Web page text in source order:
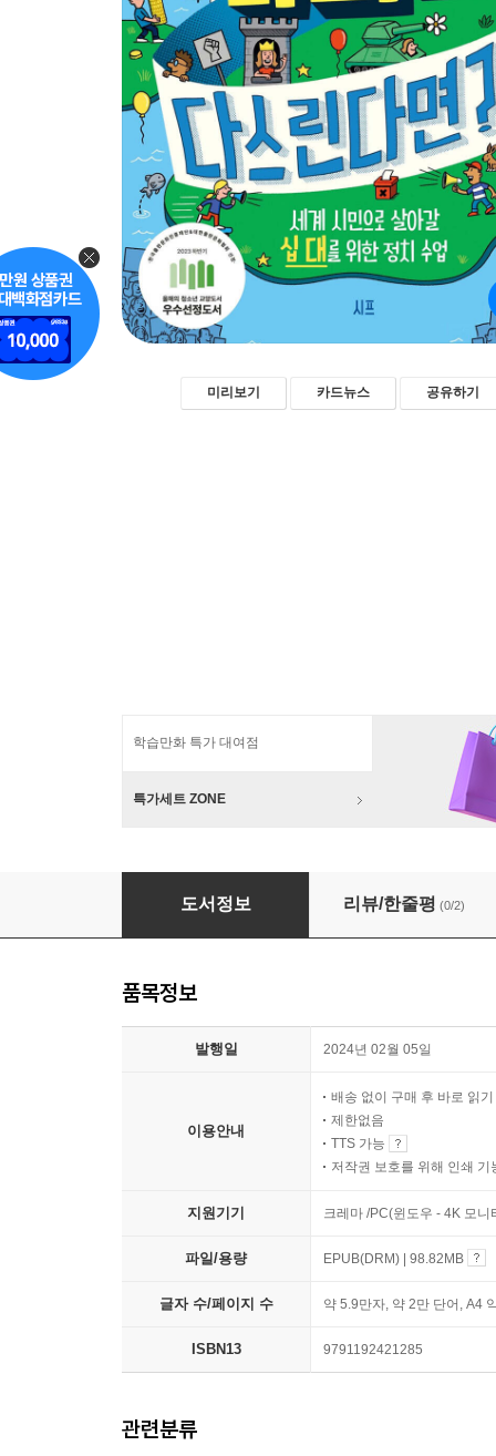
미리보기 카드뉴스 공유하기
학습만화 특가 대여점
특가세트 ZONE
만약, 내가 나라를 다스린다면
도서정보 리뷰/한줄평 (0/2)
품목정보
발행일 2024년 02월 05일
이용안내
배송 없이 구매 후 바로 읽기
제한없음
TTS 가능
저작권 보호를 위해 인쇄 기
지원기기 크레마 /PC(윈도우 - 4K 모
파일/용량 EPUB(DRM) | 98.82MB
글자 수/페이지 수 약 5.9만자, 약 2만 단어, A4
ISBN13 9791192421285
관련분류